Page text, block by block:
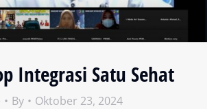
Integrasi Satu Sehat
By
Oktober 23, 2024